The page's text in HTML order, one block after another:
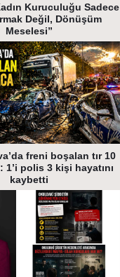
Kuruculuğu Sadece
Değil, Dönüşüm
Meselesi”
freni boşalan tır 10
1’i polis 3 kişi hayatını
kaybetti